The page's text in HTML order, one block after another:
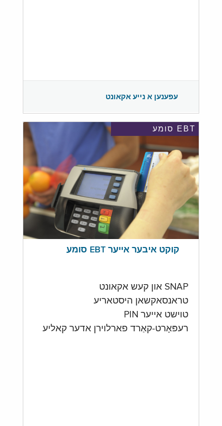
עפענען א נייע אקאונט
EBT סומע
קוקט איבער אייער EBT סומע
SNAP און קעש אקאונט
טראנסאקשאן היסטאריע
טוישט אייער PIN
רעפּאָרט-קאַרד פארלוירן אדער קאליע